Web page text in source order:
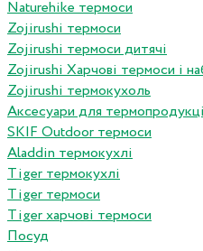
Naturehike термоси
Zojirushi термоси
Zojirushi термоси дитячі
Zojirushi Харчові термоси і
Zojirushi термокухоль
Аксесуари для
SKIF Outdoor термоси
Aladdin термокухлі
Tiger термокухлі
Tiger термоси
Tiger харчові термоси
Посуд